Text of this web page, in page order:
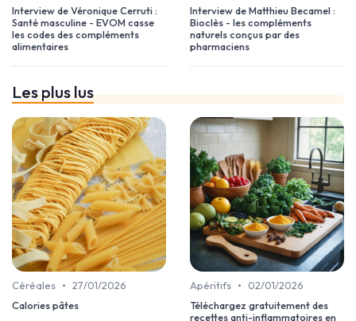
Interview de Véronique Cerruti :
Santé masculine - EVOM casse
les codes des compléments
alimentaires
Interview de Matthieu Becamel :
Bioclès - les compléments
naturels conçus par des
pharmaciens
Les plus lus
Céréales • 27/01/2026
Calories pâtes
Apéritifs •
02/01/2026
Téléchargez gratuitement des
recettes anti-inflammatoires en